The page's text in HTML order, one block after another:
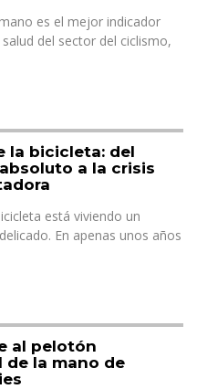
es el mejor indicador
del sector del ciclismo,
la bicicleta: del
a la crisis
está viviendo un
En apenas unos años
al pelotón
de la mano de